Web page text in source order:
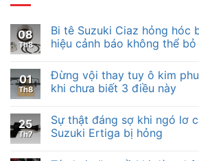
08
Th8
Bi tê Suzuki Ciaz hỏng hóc
hiệu cảnh báo không thể bỏ
01
Th8
Đừng vội thay tuy ô kim
khi chưa biết 3 điều này
25
Th7
Sự thật đáng sợ khi ngó lơ
Suzuki Ertiga bị hỏng